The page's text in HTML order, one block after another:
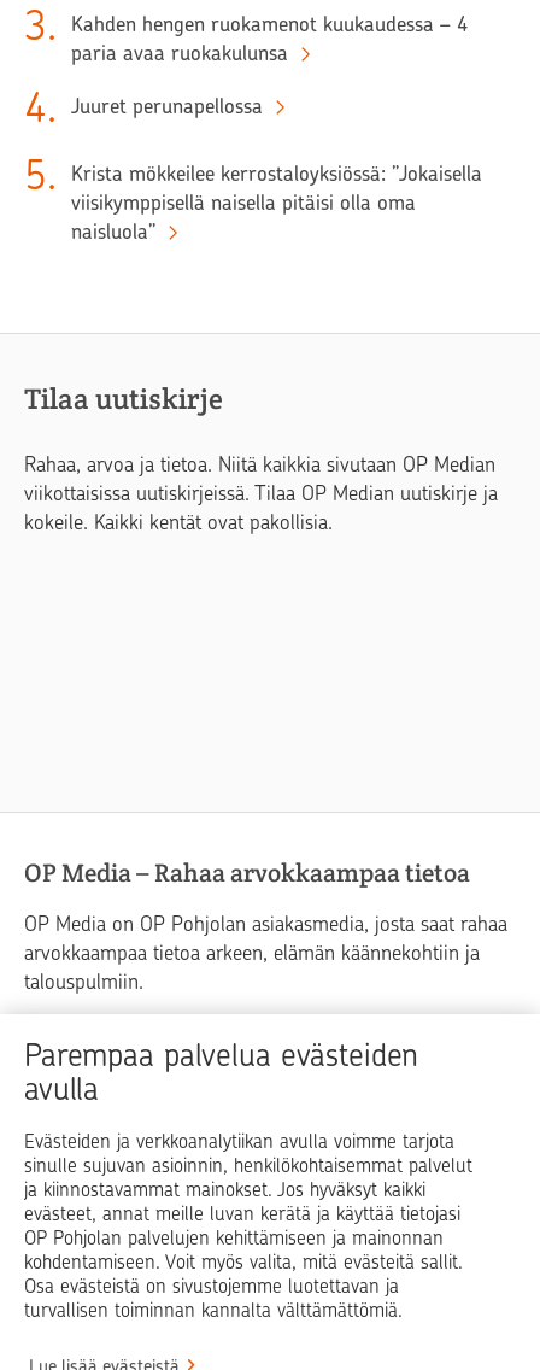
Parempaa palvelua evästeiden
avulla
Evästeiden ja verkkoanalytiikan avulla voimme tarjota
sinulle sujuvan asioinnin, henkilökohtaisemmat palvelut
ja kiinnostavammat mainokset. Jos hyväksyt kaikki
evästeet, annat meille luvan kerätä ja käyttää tietojasi
OP Pohjolan palvelujen kehittämiseen ja mainonnan
kohdentamiseen. Voit myös valita, mitä evästeitä sallit.
Osa evästeistä on sivustojemme luotettavan ja
turvallisen toiminnan kannalta välttämättömiä.
3.
Kahden hengen ruokamenot kuukaudessa – 4
paria avaa ruokakulunsa
4. Juuret perunapellossa
5.
Krista mökkeilee kerrostaloyksiössä: ”Jokaisella
viisikymppisellä naisella pitäisi olla oma
naisluola”
Tilaa uutiskirje
Rahaa, arvoa ja tietoa. Niitä kaikkia sivutaan OP Median
viikottaisissa uutiskirjeissä. Tilaa OP Median uutiskirje ja
kokeile. Kaikki kentät ovat pakollisia.
OP Media – Rahaa arvokkaampaa tietoa
OP Media on OP Pohjolan asiakasmedia, josta saat rahaa
arvokkaampaa tietoa arkeen, elämän käännekohtiin ja
talouspulmiin.
Raha Elämä
Yrityselämä
Blogit ja puheenvuorot
Op.fi OP Koti Pohjola Vahinkoapu
Facebook
X LinkedInInstagram